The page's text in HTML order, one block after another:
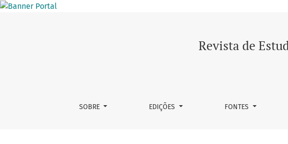
Revista de
SOBRE EDIÇÕES FONTES